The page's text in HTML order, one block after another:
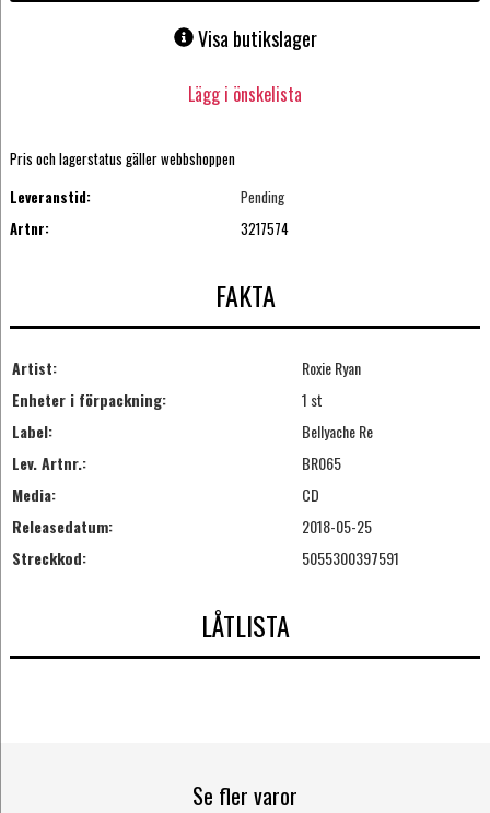
Visa butikslager
Lägg i önskelista
Pris och lagerstatus gäller webbshoppen
Leveranstid:
Pending
Artnr:
3217574
FAKTA
Artist:
Roxie Ryan
Enheter i förpackning:
1 st
Label:
Bellyache Re
Lev. Artnr.:
BR065
Media:
CD
Releasedatum:
2018-05-25
Streckkod:
5055300397591
LÅTLISTA
Se fler varor